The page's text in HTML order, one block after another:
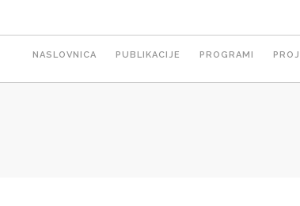
Main
navigation
NASLOVNICA PUBLIKACIJE PROGRAMI